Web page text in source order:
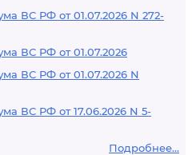
ВС РФ от 01.07.2026 N 272-
ВС РФ от 01.07.2026
ВС РФ от 01.07.2026 N
ВС РФ от 17.06.2026 N 5-
Подробнее...